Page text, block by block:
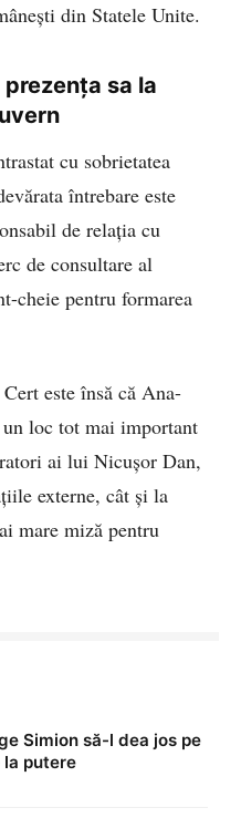
din Statele Unite.
sa la
cu sobrietatea
întrebare este
de relația cu
de consultare al
cheie pentru formarea
este însă că Ana-
un loc tot mai important
ai lui Nicușor Dan,
externe, cât și la
mare miză pentru
Simion să-l dea jos pe
la putere